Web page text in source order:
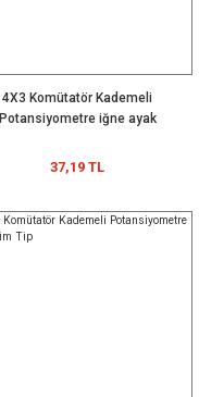
4X3 Komütatör Kademeli
Potansiyometre iğne ayak
37,19 TL